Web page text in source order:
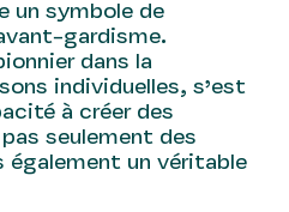
un symbole de
gardisme.
dans la
individuelles, s’est
à créer des
seulement des
également un véritable